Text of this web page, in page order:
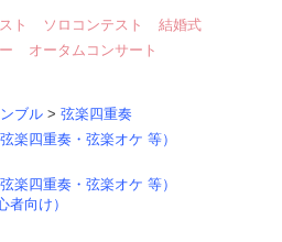
ト ソロコンテスト
結婚式
オータムコンサート
ブル > 弦楽四重奏
楽四重奏・弦楽オケ 等）
楽四重奏・弦楽オケ 等）
者向け）